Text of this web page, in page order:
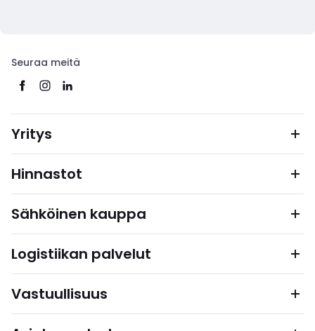
Seuraa meitä
Yritys
Hinnastot
Sähköinen kauppa
Logistiikan palvelut
Vastuullisuus